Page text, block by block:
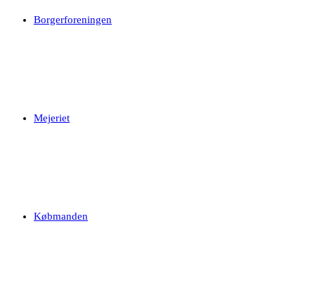
Borgerforeningen
Mejeriet
Købmanden